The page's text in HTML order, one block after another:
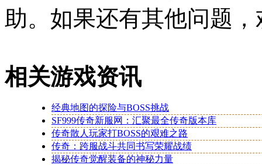
助。如果还有其他问题
相关游戏资讯
经典地图的探险与BOSS挑战
SF999传奇新服网：汇聚最全传奇版本库
传奇散人玩家打BOSS的艰难之路
传奇：跨服战斗共同书写荣耀战绩
揭秘传奇觉醒装备的神秘力量